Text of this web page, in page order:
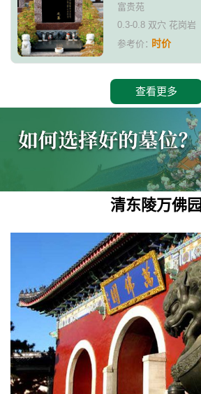
富贵苑
0.3-0.8 双穴 花岗岩
参考价：时价
查看更多
清东陵万佛园